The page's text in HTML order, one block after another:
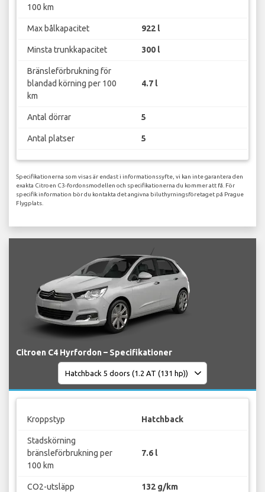
100 km
Max bålkapacitet 922 l
Minsta trunkkapacitet 300 l
Bränsleförbrukning för
blandad körning per 100
km
4.7 l
Antal dörrar 5
Antal platser 5
Specifikationerna som visas är endast i informationssyfte, vi kan inte garantera den
exakta Citroen C3-fordonsmodellen och specifikationerna du kommer att få. För
specifik information bör du kontakta det angivna biluthyrningsföretaget på Prague
Flygplats.
Citroen C4 Hyrfordon – Specifikationer
Kroppstyp Hatchback
Stadskörning
bränsleförbrukning per
100 km
7.6 l
CO2-utsläpp 132 g/km